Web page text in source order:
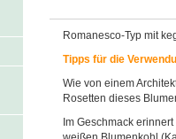
Romanesco-Typ mit
Tipps für die
Wie von einem
Rosetten dieses
Im Geschmack